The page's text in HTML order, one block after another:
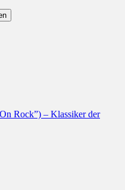
Rock”) – Klassiker der